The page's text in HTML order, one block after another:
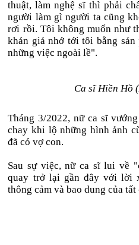
thuật, làm nghệ sĩ thì phải
người làm gì người ta cũng
rơi rồi. Tôi không muốn như
khán giả nhớ tới tôi bằng sản
những việc ngoài lề".
Ca sĩ Hiền Hồ
Tháng 3/2022, nữ ca sĩ
chay khi lộ những hình ảnh
đã có vợ con.
Sau sự việc, nữ ca sĩ lui về
quay trở lại gần đây với lời
thông cảm và bao dung của